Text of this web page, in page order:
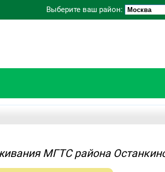
Выберите ваш район:
МГТС района